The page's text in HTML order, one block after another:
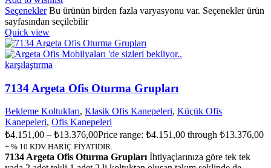
Seçenekler Bu ürünün birden fazla varyasyonu var. Seçenekler ürün
sayfasından seçilebilir
Quick view
karşılaştırma
7134 Argeta Ofis Oturma Grupları
Bekleme Koltukları, Klasik Ofis Kanepeleri, Küçük Ofis
Kanepeleri, Ofis Kanepeleri
₺4.151,00 – ₺13.376,00Price range: ₺4.151,00 through ₺13.376,00
+ % 10 KDV HARİÇ FİYATIDIR.
7134 Argeta Ofis Oturma Gruplarıİhtiyaçlarınıza göre tek tek